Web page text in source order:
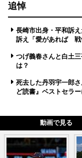
追悼
長崎市出身・平和訴
訴え「愛があれば 戦
つげ義春さんと白土
は？
死去した丹羽宇一郎
ど読書』ベストセラー
動画で見る